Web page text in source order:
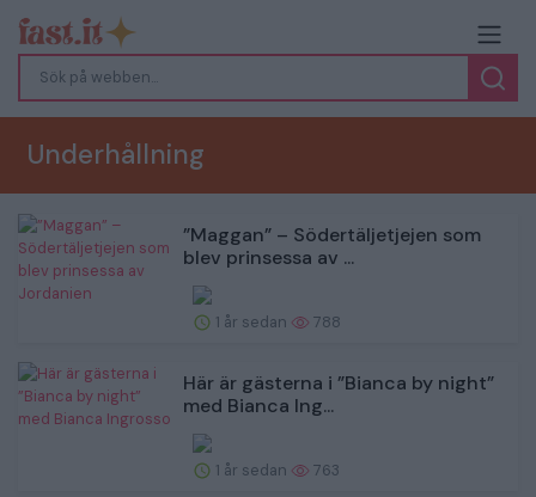
Underhållning
”Maggan” – Södertäljetjejen som
blev prinsessa av ...
1 år sedan 788
Här är gästerna i ”Bianca by night”
med Bianca Ing...
1 år sedan 763